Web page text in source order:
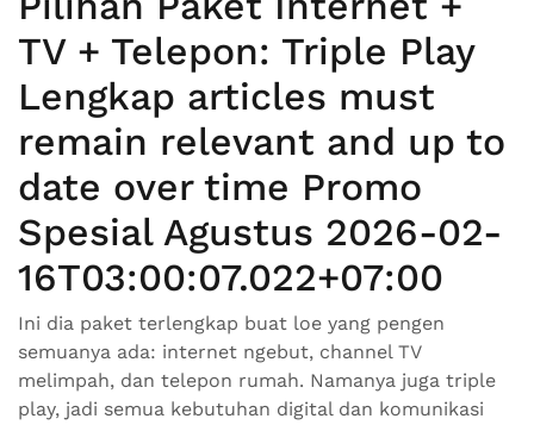
TV + Telepon: Triple Play
Lengkap articles must
remain relevant and up to
date over time Promo
Spesial Agustus 2026-02-
16T03:00:07.022+07:00
Ini dia paket terlengkap buat loe yang pengen
semuanya ada: internet ngebut, channel TV
melimpah, dan telepon rumah. Namanya juga triple
play, jadi semua kebutuhan digital dan komunikasi